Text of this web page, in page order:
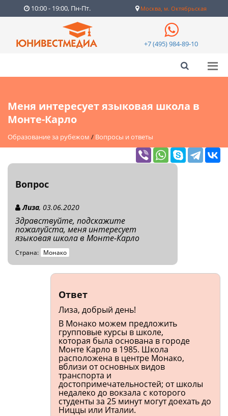
10:00 - 19:00, Пн-Пт. Москва, м. Октябрьская
+7 (495) 984-89-10
Меня интересует языковая школа в
Монте-Карло
Образование за рубежом / Вопросы и ответы
Вопрос
Лиза, 03.06.2020
Здравствуйте, подскажите
пожалуйста, меня интересует
языковая школа в Монте-Карло
Страна: Монако
Ответ
Лиза, добрый день!
В Монако можем предложить
групповые курсы в школе,
которая была основана в городе
Монте Карло в 1985. Школа
расположена в центре Монако,
вблизи от основных видов
транспорта и
достопримечательностей; от школы
недалеко до вокзала с которого
студенты за 25 минут могут доехать до
Ниццы или Италии.